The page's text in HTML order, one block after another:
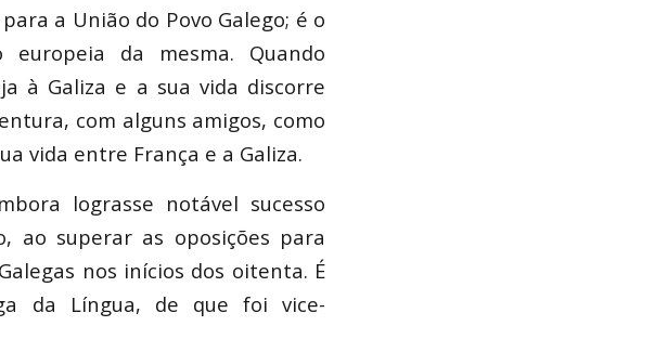
a União do Povo Galego; é o
europeia da mesma. Quando
à Galiza e a sua vida discorre
com alguns amigos, como
vida entre França e a Galiza.
lograsse notável sucesso
ao superar as oposições para
nos inícios dos oitenta. É
da Língua, de que foi vice-